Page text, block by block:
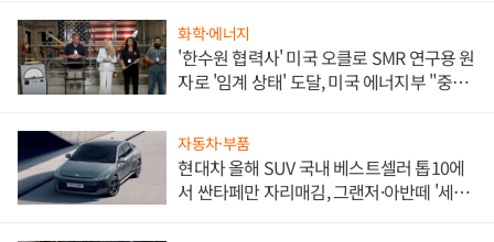
화학·에너지
'한수원 협력사' 미국 오클로 SMR 연구용 원
자로 '임계 상태' 도달, 미국 에너지부 "중요
자동차·부품
현대차 올해 SUV 국내 베스트셀러 톱10에
서 싼타페만 자리매김, 그랜저·아반떼 '세단